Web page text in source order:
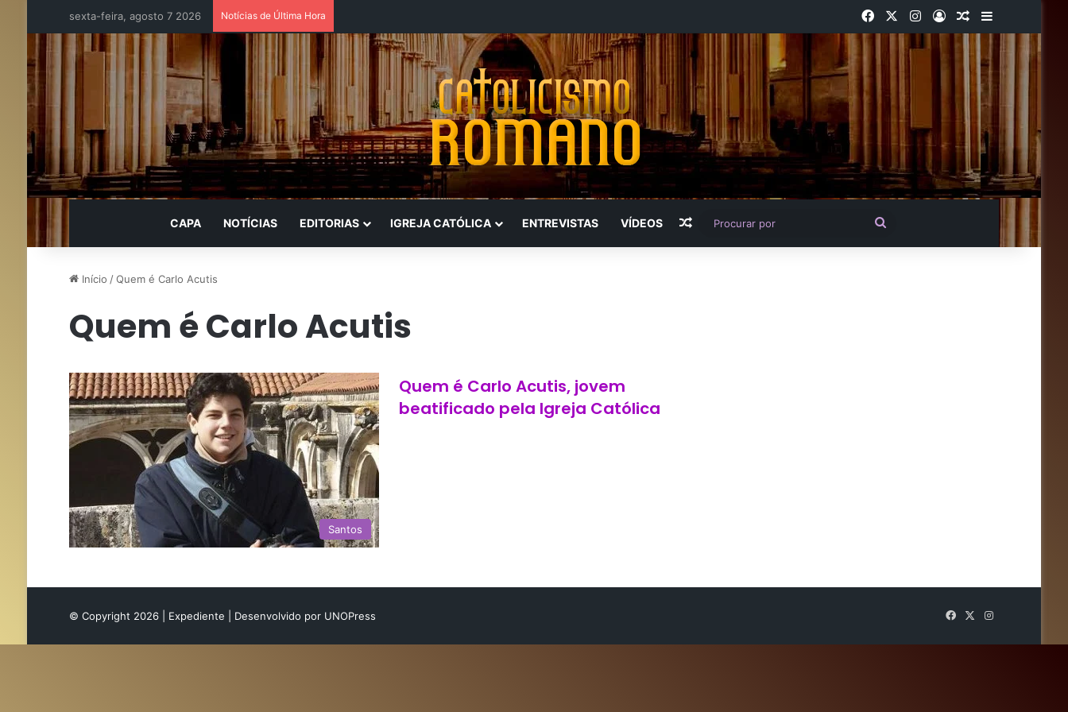
sexta-feira, agosto 7 2026 Notícias de Última Hora FacebookInstagram
EntrarArtigo aleatório
Barra
CAPA NOTÍCIAS EDITORIAS IGREJA CATÓLICA ENTREVISTAS VÍDEOS Artigo aleatório
por
Início /Quem é Carlo Acutis
Quem é Carlo Acutis
Santos
Quem é Carlo Acutis, jovem
beatificado pela Igreja Católica
© Copyright 2026 | Expediente | Desenvolvido por UNOPress Facebook